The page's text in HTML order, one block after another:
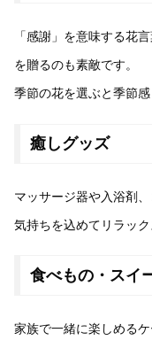
「感謝」を意味する花
を贈るのも素敵です。
季節の花を選ぶと季節感
癒しグッズ
マッサージ器や入浴剤
気持ちを込めてリラッ
食べもの・スイ
家族で一緒に楽しめる